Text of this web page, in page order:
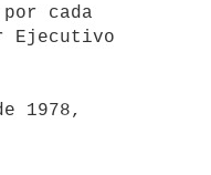
cada
Ejecutivo